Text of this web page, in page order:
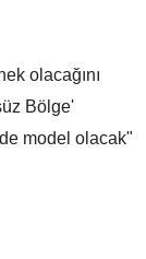
olacağını
Bölge'
model olacak"